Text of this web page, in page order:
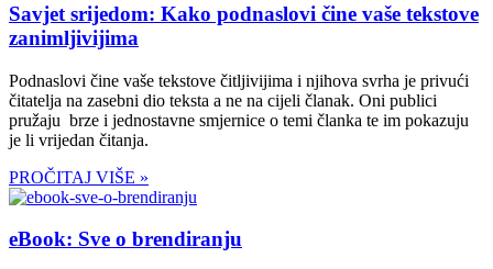
Savjet srijedom: Kako podnaslovi čine vaše tekstove
zanimljivijima
Podnaslovi čine vaše tekstove čitljivijima i njihova svrha je privući
čitatelja na zasebni dio teksta a ne na cijeli članak. Oni publici
pružaju brze i jednostavne smjernice o temi članka te im pokazuju
je li vrijedan čitanja.
PROČITAJ VIŠE »
eBook: Sve o brendiranju